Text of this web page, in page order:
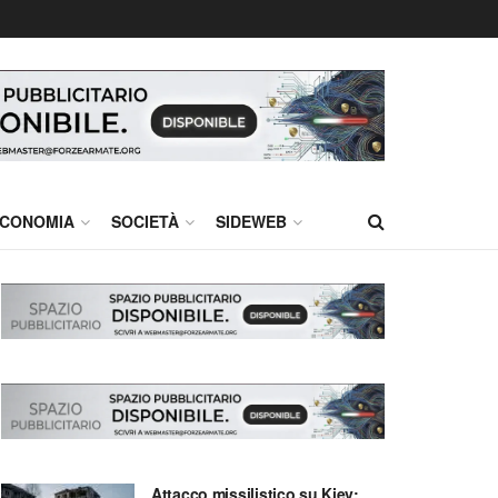
SOCIETÀ SIDEWEB